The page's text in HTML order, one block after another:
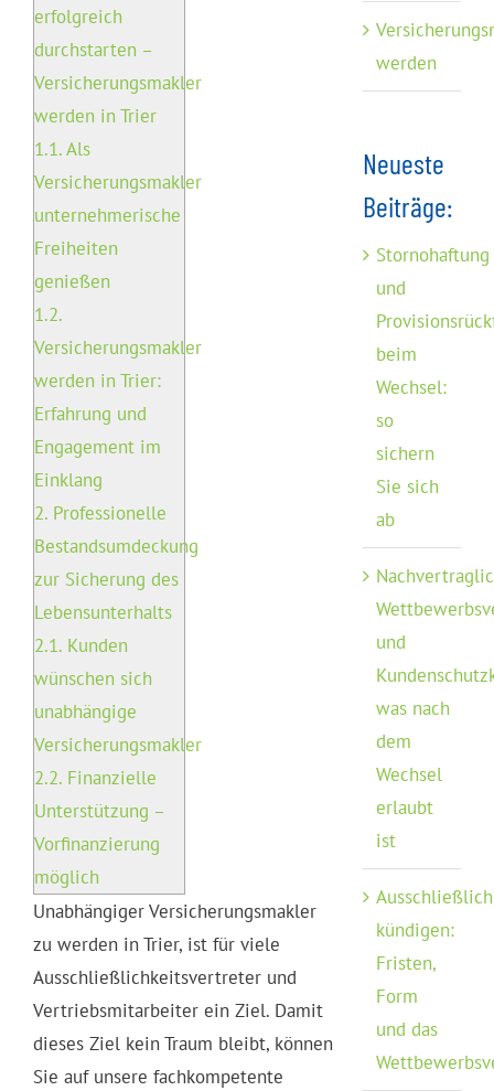
erfolgreich
durchstarten –
Versicherungsmakler
werden in Trier
1.1.Als
Versicherungsmakler
unternehmerische
Freiheiten
genießen
1.2.
Versicherungsmakler
werden in Trier:
Erfahrung und
Engagement im
Einklang
2. Professionelle
Bestandsumdeckung
zur Sicherung des
Lebensunterhalts
2.1. Kunden
wünschen sich
unabhängige
Versicherungsmakler
2.2. Finanzielle
Unterstützung –
Vorfinanzierung
möglich
Unabhängiger Versicherungsmakler
zu werden in Trier, ist für viele
Ausschließlichkeitsvertreter und
Vertriebsmitarbeiter ein Ziel. Damit
dieses Ziel kein Traum bleibt, können
Sie auf unsere fachkompetente
werden
Neueste
Beiträge:
Stornohaftung
und
beim
Wechsel:
so
sichern
Sie sich
ab
und
was nach
dem
Wechsel
erlaubt
ist
kündigen:
Fristen,
Form
und das